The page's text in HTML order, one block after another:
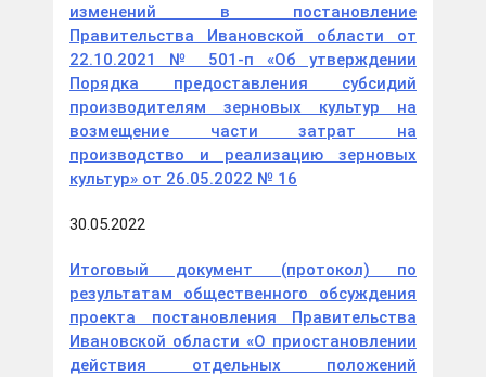
изменений в постановление
Правительства Ивановской области от
22.10.2021 № 501-п «Об утверждении
Порядка предоставления субсидий
производителям зерновых культур на
возмещение части затрат на
производство и реализацию зерновых
культур» от 26.05.2022 № 16
30.05.2022
Итоговый документ (протокол) по
результатам общественного обсуждения
проекта постановления Правительства
Ивановской области «О приостановлении
действия отдельных положений